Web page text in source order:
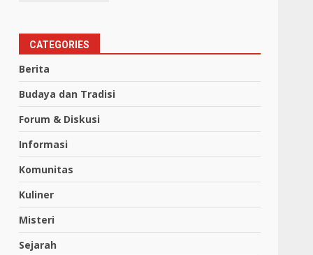
CATEGORIES
Berita
Budaya dan Tradisi
Forum & Diskusi
Informasi
Komunitas
Kuliner
Misteri
Sejarah